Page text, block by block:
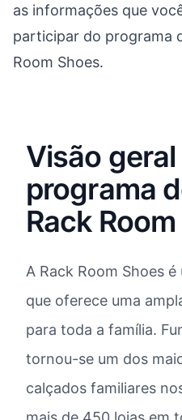
as informações que
participar do programa
Room Shoes.
Visão
programa
Rack
A Rack Room Shoes
que oferece uma
para toda a família.
tornou-se um dos
calçados familiares